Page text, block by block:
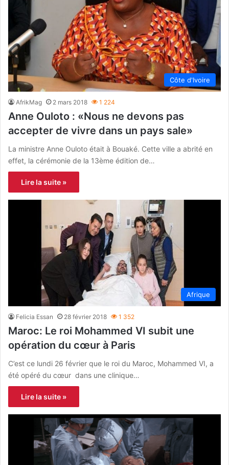
Côte d'Ivoire
AfrikMag 2 mars 2018 1 224
Anne Ouloto : «Nous ne devons pas
accepter de vivre dans un pays sale»
La ministre Anne Ouloto était à Bouaké. Cette ville a abrité en
effet, la cérémonie de la 13ème édition de…
Lire la suite »
Afrique
Felicia Essan 28 février 2018 1 352
Maroc: Le roi Mohammed VI subit une
opération du cœur à Paris
C’est ce lundi 26 février que le roi du Maroc, Mohammed VI, a
été opéré du cœur dans une clinique…
Lire la suite »